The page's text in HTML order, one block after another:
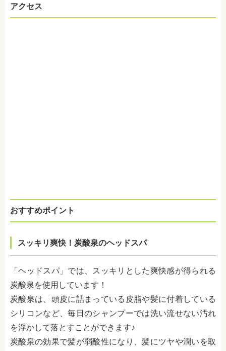
アクセス
おすすめポイント
スッキリ爽快！炭酸泉のヘッドスパ
「ヘッドスパ」では、スッキリとした爽快感が得られる
炭酸泉を使用しています！
炭酸泉は、頭皮に詰まっている皮脂や髪に付着している
シリコンなど、毎日のシャンプーでは洗い流せない汚れ
を浮かして落とすことができます♪
炭酸泉の効果で髪が弱酸性になり、髪にツヤや潤いを取